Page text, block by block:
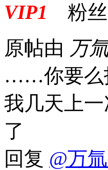
VIP1 粉丝
原帖由 万
……你要么
我几天上
了
回复 @万